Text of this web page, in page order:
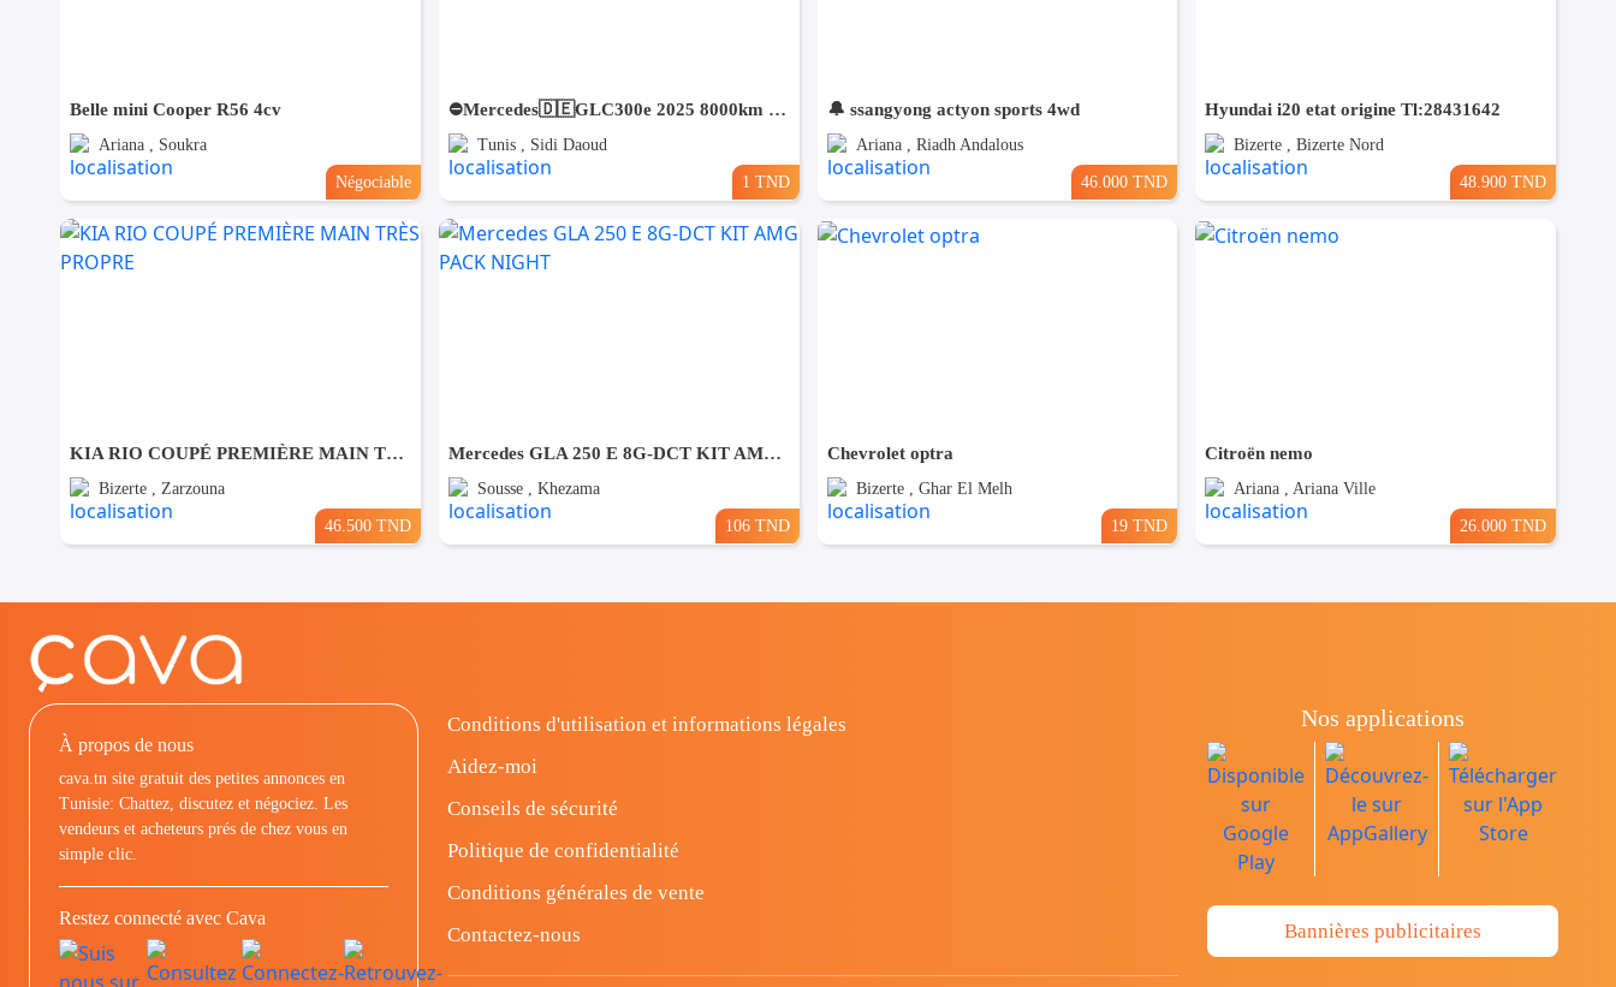
Belle mini Cooper R56 4cv
Ariana , Soukra
Négociable
⛔️Mercedes🇩🇪GLC300e 2025 8000km 4matic⛔️ 🔁 on accepte l échange des voitures
Tunis , Sidi Daoud
1 TND
🔔 ssangyong actyon sports 4wd
Ariana , Riadh Andalous
46.000 TND
Hyundai i20 etat origine Tl:28431642
Bizerte , Bizerte Nord
48.900 TND
KIA RIO COUPÉ PREMIÈRE MAIN TRÈS PROPRE
Bizerte , Zarzouna
46.500 TND
Mercedes GLA 250 E 8G-DCT KIT AMG PACK NIGHT
Sousse , Khezama
106 TND
Chevrolet optra
Bizerte , Ghar El Melh
19 TND
Citroën nemo
Ariana , Ariana Ville
26.000 TND
À propos de nous
cava.tn site gratuit des petites annonces en
Tunisie: Chattez, discutez et négociez. Les
vendeurs et acheteurs prés de chez vous en
simple clic.
Restez connecté avec Cava
Conditions d'utilisation et informations légales
Aidez-moi
Conseils de sécurité
Politique de confidentialité
Conditions générales de vente
Contactez-nous
Nos applications
Bannières publicitaires